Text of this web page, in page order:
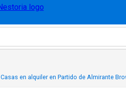
Casas en alquiler en Partido de Almirante